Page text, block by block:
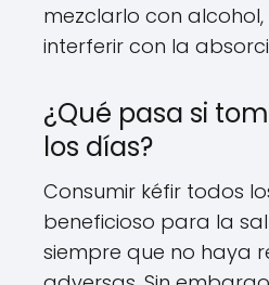
mezclarlo con
interferir con la
¿Qué pasa si
los días?
Consumir kéfir todos
beneficioso para la
siempre que no haya